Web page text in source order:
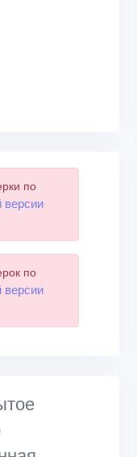
по
версии
по
версии